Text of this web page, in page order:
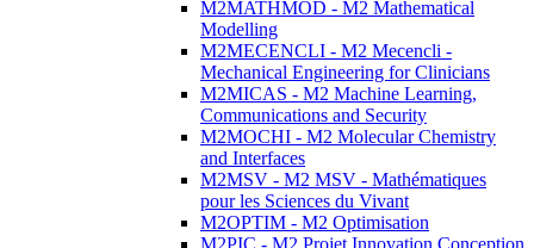
M2MATHMOD - M2 Mathematical
Modelling
M2MECENCLI - M2 Mecencli -
Mechanical Engineering for Clinicians
M2MICAS - M2 Machine Learning,
Communications and Security
M2MOCHI - M2 Molecular Chemistry
and Interfaces
M2MSV - M2 MSV - Mathématiques
pour les Sciences du Vivant
M2OPTIM - M2 Optimisation
M2PIC - M2 Projet Innovation Conception